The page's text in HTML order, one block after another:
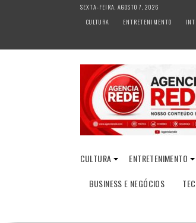
SEXTA-FEIRA, AGOSTO 7, 2026
CULTURA
ENTRETENIMENTO
CULTURA ENTRETENIMENTO
BUSINESS E NEGÓCIOS